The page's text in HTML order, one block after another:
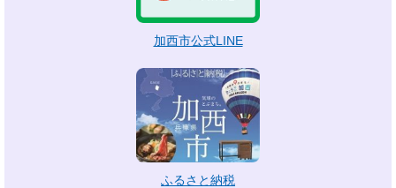
加西市公式LINE
ふるさと納税